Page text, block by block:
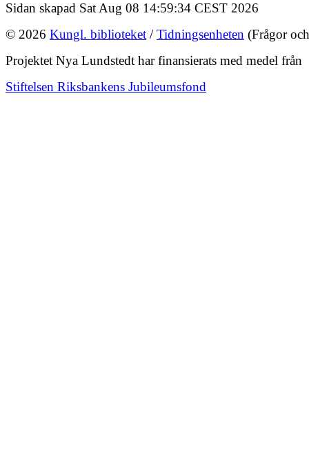
Sidan skapad Sat Aug 08 14:59:34 CEST 2026
© 2026 Kungl. biblioteket /Tidningsenheten (Frågor
Projektet Nya Lundstedt har finansierats med medel från
Stiftelsen Riksbankens Jubileumsfond